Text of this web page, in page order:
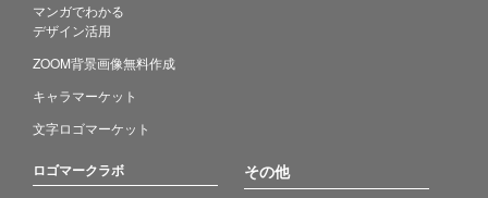
マンガでわかる
デザイン活用
ZOOM背景画像無料作成
キャラマーケット
文字ロゴマーケット
ロゴマークラボ その他